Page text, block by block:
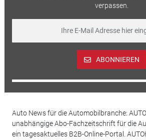
verpassen.
ABONNIEREN
Auto News für die Automobilbranche:
unabhängige Abo-Fachzeitschrift für die
ein tagesaktuelles B2B-Online-Portal.